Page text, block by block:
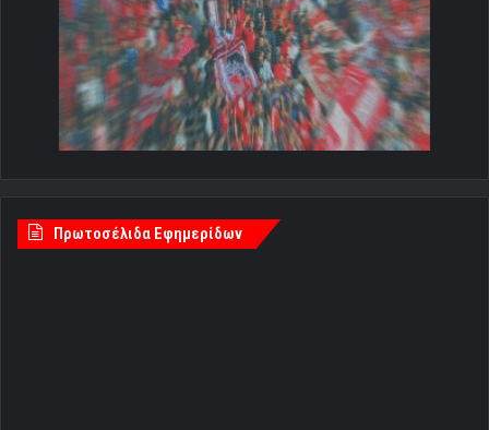
Πρωτοσέλιδα Εφημερίδων